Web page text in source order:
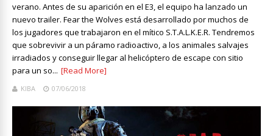
verano. Antes de su aparición en el E3, el equipo ha lanzado un
nuevo trailer. Fear the Wolves está desarrollado por muchos de
los jugadores que trabajaron en el mítico S.T.A.L.K.E.R. Tendremos
que sobrevivir a un páramo radioactivo, a los animales salvajes
irradiados y conseguir llegar al helicóptero de escape con sitio
para un so... [Read More]
KIBA 07/06/2018